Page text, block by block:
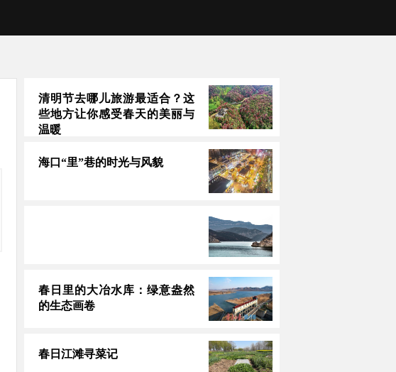
清明节去哪儿旅游最适合？这
些地方让你感受春天的美丽与
温暖
海口“里”巷的时光与风貌
春日里的大冶水库：绿意盎然
的生态画卷
春日江滩寻菜记